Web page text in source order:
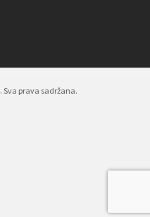
. Sva prava sadržana.